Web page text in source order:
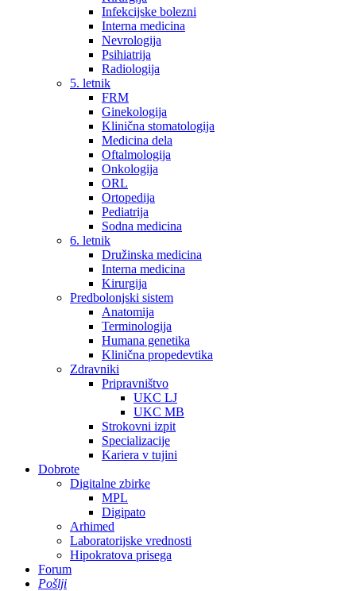
Infekcijske bolezni
Interna medicina
Nevrologija
Psihiatrija
Radiologija
5. letnik
FRM
Ginekologija
Klinična stomatologija
Medicina dela
Oftalmologija
Onkologija
ORL
Ortopedija
Pediatrija
Sodna medicina
6. letnik
Družinska medicina
Interna medicina
Kirurgija
Predbolonjski sistem
Anatomija
Terminologija
Humana genetika
Klinična propedevtika
Zdravniki
Pripravništvo
UKC LJ
UKC MB
Strokovni izpit
Specializacije
Kariera v tujini
Dobrote
Digitalne zbirke
MPL
Digipato
Arhimed
Laboratorijske vrednosti
Hipokratova prisega
Forum
Pošlji